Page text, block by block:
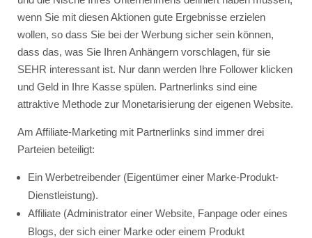
wenn Sie mit diesen Aktionen gute Ergebnisse erzielen
wollen, so dass Sie bei der Werbung sicher sein können,
dass das, was Sie Ihren Anhängern vorschlagen, für sie
SEHR interessant ist. Nur dann werden Ihre Follower klicken
und Geld in Ihre Kasse spülen. Partnerlinks sind eine
attraktive Methode zur Monetarisierung der eigenen Website.
Am Affiliate-Marketing mit Partnerlinks sind immer drei
Parteien beteiligt:
Ein Werbetreibender (Eigentümer einer Marke-Produkt-
Dienstleistung).
Affiliate (Administrator einer Website, Fanpage oder eines
Blogs, der sich einer Marke oder einem Produkt